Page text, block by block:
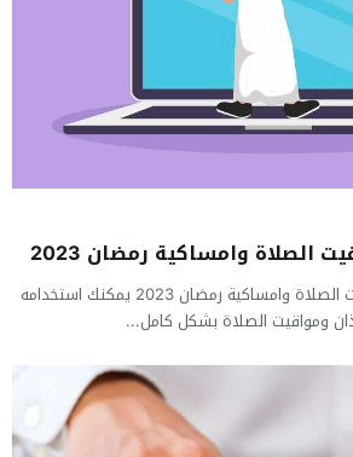
الصلاة وامساكية رمضان 2023
افضل برنامج الاذان ومواقيت الصلاة وامساكية رمضان 2023 يمكنك استخدامه
ومواقيت الصلاة بشكل كامل...